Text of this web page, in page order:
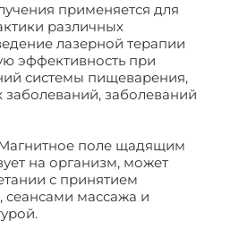
применяется для
различных
лазерной терапии
эффективность при
системы пищеварения,
заболеваний, заболеваний
Магнитное поле щадящим
на организм, может
с принятием
массажа и